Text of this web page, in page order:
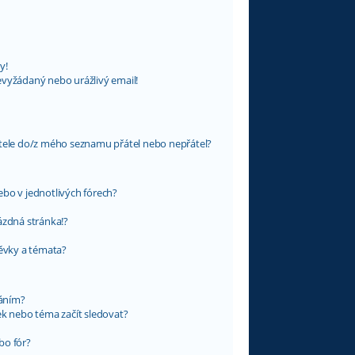
nebo urážlivý email!
do/z mého seznamu přátel nebo nepřátel?
v jednotlivých fórech?
stránka!?
a témata?
nebo téma začít sledovat?
fór?